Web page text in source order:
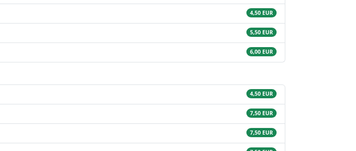
4,50 EUR
5,50 EUR
6,00 EUR
4,50 EUR
7,50 EUR
7,50 EUR